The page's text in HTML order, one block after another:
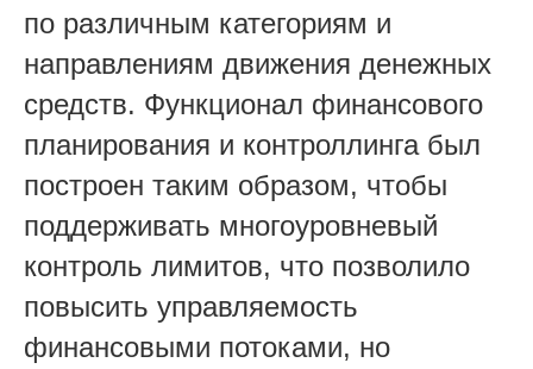
по различным категориям и
направлениям движения денежных
средств. Функционал финансового
планирования и контроллинга был
построен таким образом, чтобы
поддерживать многоуровневый
контроль лимитов, что позволило
повысить управляемость
финансовыми потоками, но